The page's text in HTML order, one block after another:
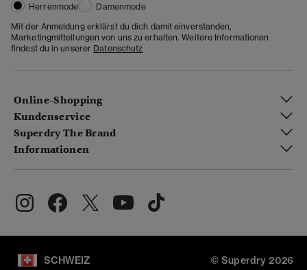
Herrenmode
Damenmode
Mit der Anmeldung erklärst du dich damit einverstanden,
Marketingmitteilungen von uns zu erhalten. Weitere Informationen
findest du in unserer Datenschutz
Online-Shopping
Kundenservice
Superdry The Brand
Informationen
SCHWEIZ © Superdry 2026